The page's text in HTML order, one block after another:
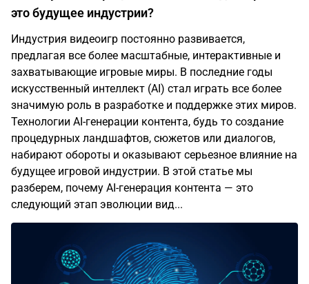
это будущее индустрии?
Индустрия видеоигр постоянно развивается,
предлагая все более масштабные, интерактивные и
захватывающие игровые миры. В последние годы
искусственный интеллект (AI) стал играть все более
значимую роль в разработке и поддержке этих миров.
Технологии AI-генерации контента, будь то создание
процедурных ландшафтов, сюжетов или диалогов,
набирают обороты и оказывают серьезное влияние на
будущее игровой индустрии. В этой статье мы
разберем, почему AI-генерация контента — это
следующий этап эволюции вид...